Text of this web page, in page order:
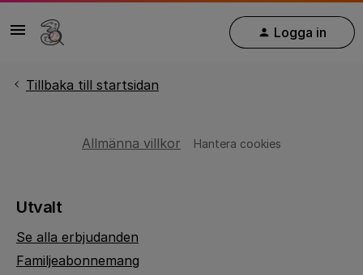
Logga in
Tillbaka till startsidan
Allmänna villkor Hantera cookies
Utvalt
Se alla erbjudanden
Familjeabonnemang